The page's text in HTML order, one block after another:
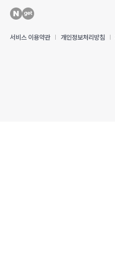
서비스 이용약관 개인정보처리방침